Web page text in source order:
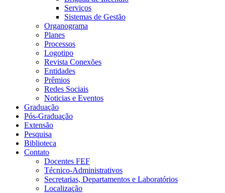
Serviços
Sistemas de Gestão
Organograma
Planes
Processos
Logotipo
Revista Conexões
Entidades
Prêmios
Redes Sociais
Noticias e Eventos
Graduação
Pós-Graduação
Extensão
Pesquisa
Biblioteca
Contato
Docentes FEF
Técnico-Administrativos
Secretarias, Departamentos e Laboratórios
Localização